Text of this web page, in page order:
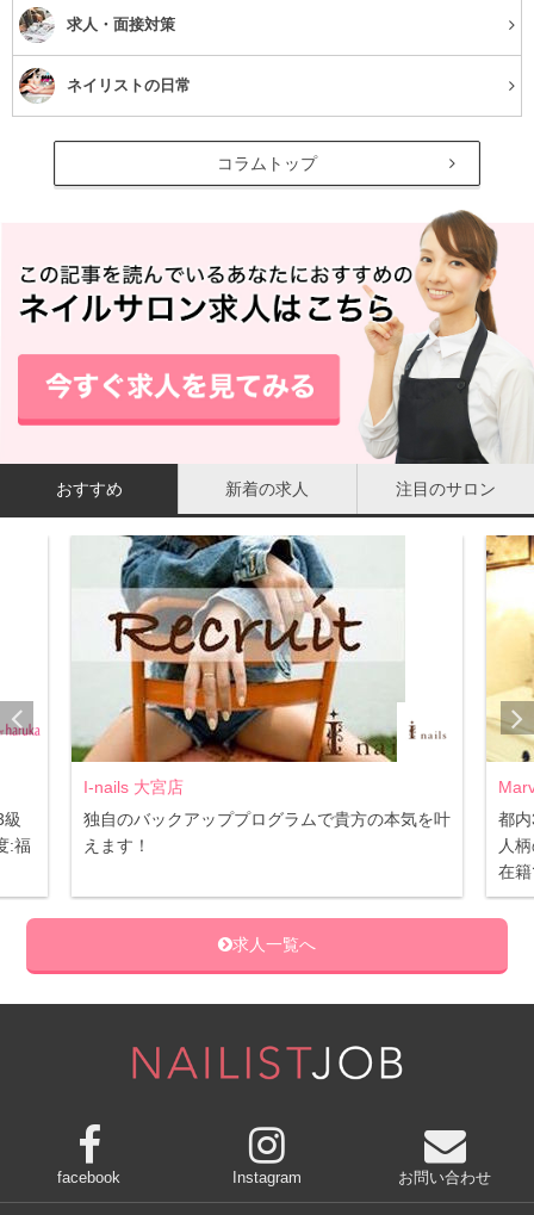
求人・面接対策
ネイリストの日常
コラムトップ
おすすめ 新着の求人 注目のサロン
:福
I-nails 大宮店
独自のバックアッププログラムで貴方の本気を叶
えます！
都
人
在
求人一覧へ
facebook Instagram お問い合わせ